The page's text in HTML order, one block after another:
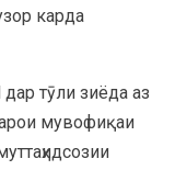
карда
тӯли зиёда аз
мувофиқаи